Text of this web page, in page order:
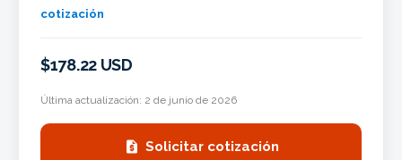
cotización
$178.22 USD
Última actualización: 2 de junio de 2026
 Solicitar cotización